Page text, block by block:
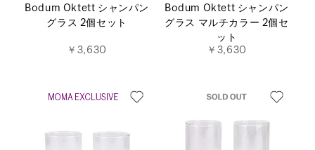
Bodum Oktett シャンパン
グラス 2個セット
￥3,630
Bodum Oktett シャンパン
グラス マルチカラー 2個セ
ット
￥3,630